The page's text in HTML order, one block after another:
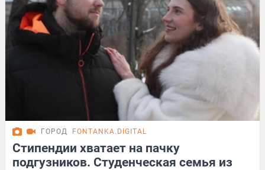
ГОРОД FONTANKA.DIGITAL
Стипендии хватает на пачку
подгузников. Студенческая семья из